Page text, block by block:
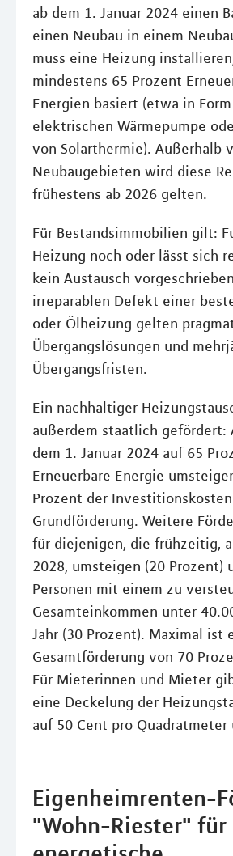
ab dem 1. Januar 2024 einen
einen Neubau in einem
muss eine Heizung
mindestens 65 Prozent
Energien basiert (etwa in
elektrischen Wärmepumpe
von Solarthermie). Außerhalb
Neubaugebieten wird diese
frühestens ab 2026 gelten.
Für Bestandsimmobilien gilt:
Heizung noch oder lässt sich
kein Austausch
irreparablen Defekt einer
oder Ölheizung gelten
Übergangslösungen und
Übergangsfristen.
Ein nachhaltiger
außerdem staatlich gefördert:
dem 1. Januar 2024 auf 65
Erneuerbare Energie
Prozent der
Grundförderung. Weitere
für diejenigen, die frühzeitig,
2028, umsteigen (20 Prozent)
Personen mit einem zu
Gesamteinkommen unter
Jahr (30 Prozent). Maximal ist
Gesamtförderung von 70
Für Mieterinnen und Mieter
eine Deckelung der
auf 50 Cent pro Quadratmeter
Eigenheimrenten-
"Wohn-Riester" für